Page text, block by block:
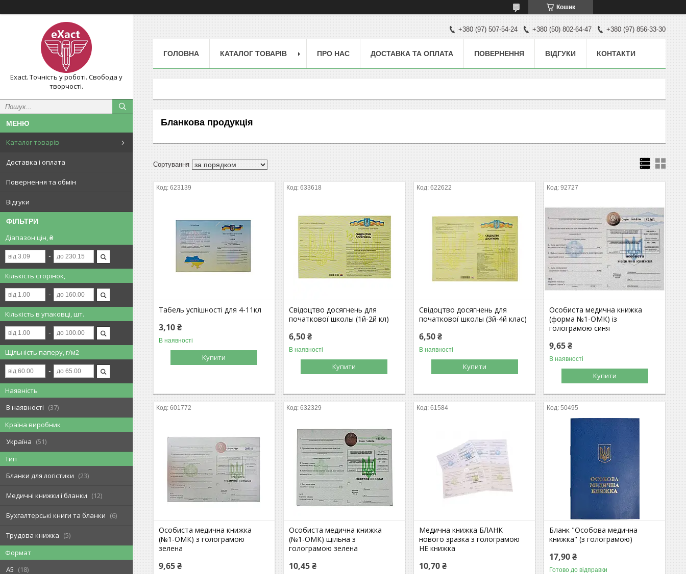
Кошик
Exact. Точність у роботі. Свобода у
творчості.
Каталог товарів
Доставка і оплата
Повернення та обмін
Відгуки
ФІЛЬТРИ
Діапазон цін, ₴
Кількість сторінок,
Кількість в упаковці, шт.
Щільність паперу, г/м2
Наявність
В наявності
37
Країна виробник
Україна
51
Тип
Бланки для логістики
23
Медичні книжки і бланки 12
Бухгалтерські книги та бланки 6
Трудова книжка
5
Формат
A5
18
+380 (97) 507-54-24 +380 (50) 802-64-47 +380 (97) 856-33-30
ГОЛОВНА КАТАЛОГ ТОВАРІВ ПРО НАС ДОСТАВКА ТА ОПЛАТА ПОВЕРНЕННЯ ВІДГУКИ КОНТАКТИ
Бланкова продукція
623139
Табель успішності для 4-11кл
3,10 ₴
В наявності
Купити
633618
Свідоцтво досягнень для
початкової школы (1й-2й кл)
6,50 ₴
В наявності
Купити
622622
Свідоцтво досягнень для
початкової школы (3й-4й клас)
6,50 ₴
В наявності
Купити
92727
Особиста медична книжка
(форма №1-ОМК) із
голограмою синя
9,65 ₴
В наявності
Купити
601772
Особиста медична книжка
(№1-ОМК) з голограмою
зелена
9,65 ₴
632329
Особиста медична книжка
(№1-ОМК) щільна з
голограмою зелена
10,45 ₴
61584
Медична книжка БЛАНК
нового зразка з голограмою
НЕ книжка
10,70 ₴
50495
Бланк "Особова медична
книжка" (з голограмою)
17,90 ₴
Готово до відправки